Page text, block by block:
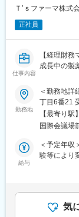
は、商業生
後、LNPな
注力し、お
創薬支援
ら継承し
活用したサ
■福利厚生
・県外の
※適用条件
■魅力
・富士フイ
・離職率
・フレッ
Ｔ’ｓファーマ株式
正社員
仕事内容
【経理財
成長中の製
■業務概要
当社より日
務部門の統
経営管理
理・予算策
理業務の
を担います
・資金繰り
・予算策
・月次・
勤務地
＜勤務地詳
丁目6番21
る事業所
【最寄り駅】
国際会議場
給与
＜予定年収
験等により
給）、昇
通じて上
気